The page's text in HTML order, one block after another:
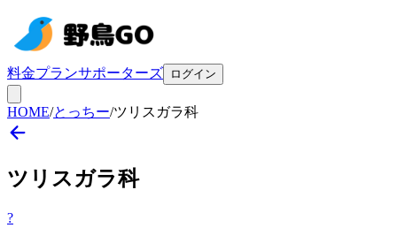
料金プランサポーターズ ログイン
HOME/とっちー/ツリスガラ科
ツリスガラ科
?